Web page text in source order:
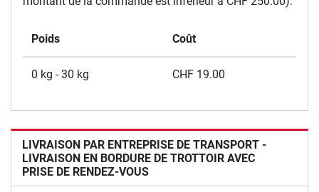
Poids Coût
0 kg - 30 kg CHF 19.00
LIVRAISON PAR ENTREPRISE DE TRANSPORT -
LIVRAISON EN BORDURE DE TROTTOIR AVEC
PRISE DE RENDEZ-VOUS